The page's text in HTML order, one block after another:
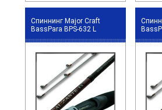
Спиннинг Major Craft
BassPara BPS-632 L